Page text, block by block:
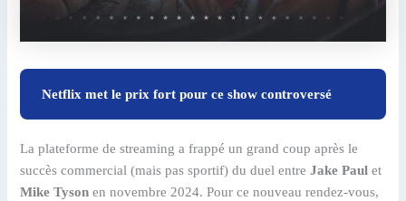
Netflix met le prix fort pour ce show controversé
La plateforme de streaming a frappé un grand coup après le
succès commercial (mais pas sportif) du duel entreJake Paul et
Mike Tyson en novembre 2024. Pour ce nouveau rendez-vous,